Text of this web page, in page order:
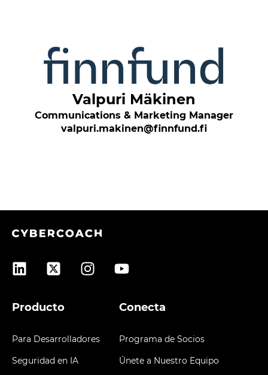
Valpuri Mäkinen
Communications & Marketing Manager
valpuri.makinen@finnfund.fi
Producto
Para Desarrolladores
Seguridad en IA
Conecta
Programa de Socios
Únete a Nuestro Equipo